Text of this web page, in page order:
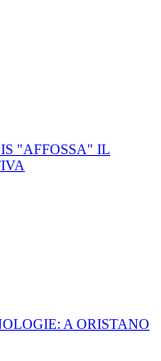
"AFFOSSA" IL
A ORISTANO